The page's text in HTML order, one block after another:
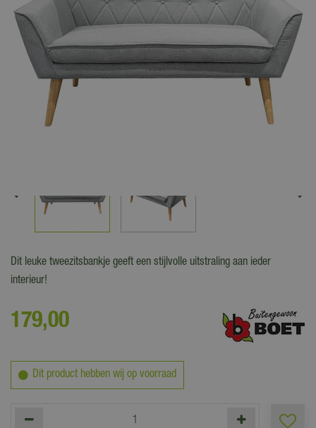
Dit leuke tweezitsbankje geeft een stijlvolle uitstraling aan ieder
interieur!
179,00
Dit product hebben wij op voorraad